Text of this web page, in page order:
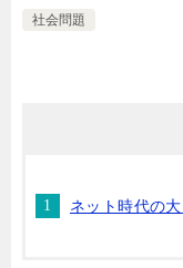
社会問題
ネット時代の